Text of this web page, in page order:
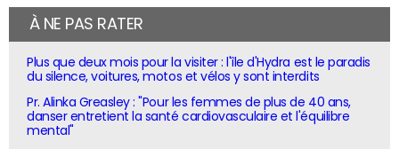
À NE PAS RATER
Plus que deux mois pour la visiter : l'île d'Hydra est le paradis
du silence, voitures, motos et vélos y sont interdits
Pr. Alinka Greasley : "Pour les femmes de plus de 40 ans,
danser entretient la santé cardiovasculaire et l'équilibre
mental"